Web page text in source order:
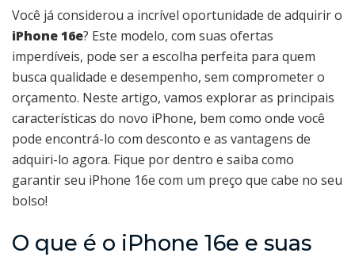
Você já considerou a incrível oportunidade de adquirir o
iPhone 16e? Este modelo, com suas ofertas
imperdíveis, pode ser a escolha perfeita para quem
busca qualidade e desempenho, sem comprometer o
orçamento. Neste artigo, vamos explorar as principais
características do novo iPhone, bem como onde você
pode encontrá-lo com desconto e as vantagens de
adquiri-lo agora. Fique por dentro e saiba como
garantir seu iPhone 16e com um preço que cabe no seu
bolso!
O que é o iPhone 16e e suas